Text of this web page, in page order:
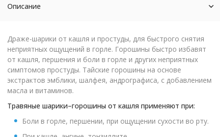
Описание
Драже-шарики от кашля и простуды, для быстрого снятия
неприятных ощущений в горле. Горошины быстро избавят
от кашля, першения и боли в горле и других неприятных
симптомов простуды. Тайские горошины на основе
экстрактов эмблики, шалфея, андрографиса, с добавлением
масла и витаминов.
Травяные шарики–горошины от кашля применяют при:
Боли в горле, першении, при ощущении сухости во рту.